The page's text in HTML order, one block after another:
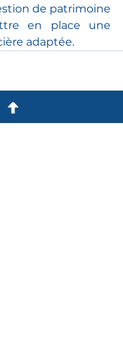
de patrimoine
en place une
adaptée.